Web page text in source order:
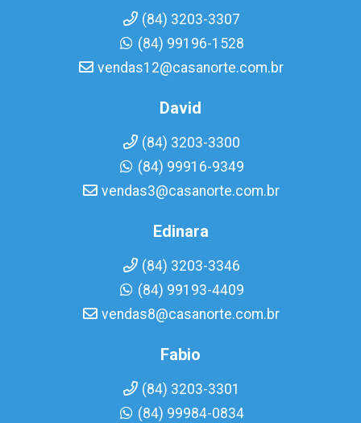
(84) 3203-3307
(84) 99196-1528
vendas12@casanorte.com.br
David
(84) 3203-3300
(84) 99916-9349
vendas3@casanorte.com.br
Edinara
(84) 3203-3346
(84) 99193-4409
vendas8@casanorte.com.br
Fabio
(84) 3203-3301
(84) 99984-0834